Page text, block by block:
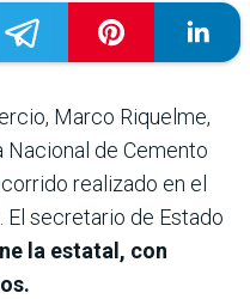
Marco Riquelme,
de Cemento
realizado en el
secretario de Estado
la estatal, con